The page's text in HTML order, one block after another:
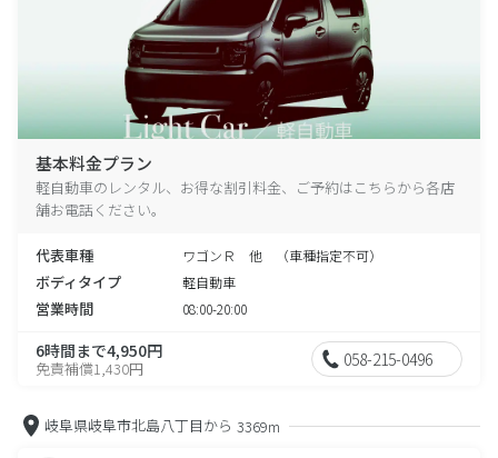
基本料金プラン
軽自動車のレンタル、お得な割引料金、ご予約はこちらから各店
舗お電話ください。
代表車種 ワゴンＲ 他 （車種指定不可）
ボディタイプ 軽自動車
営業時間 08:00-20:00
6時間まで4,950円
免責補償1,430円 058-215-0496
岐阜県岐阜市北島八丁目から 3369m